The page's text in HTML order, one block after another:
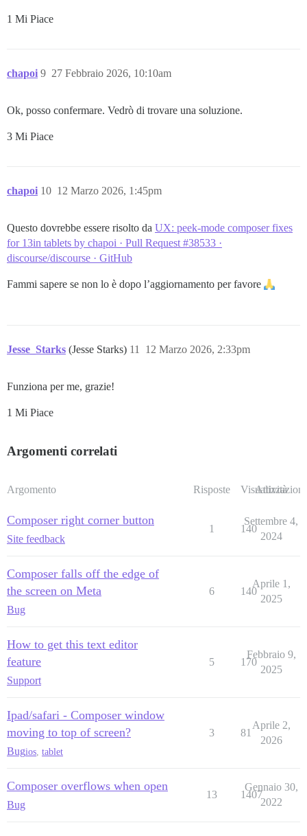
1 Mi Piace
chapoi 27 Febbraio 2026, 10:10am
9
Ok, posso confermare. Vedrò di trovare una soluzione.
3 Mi Piace
chapoi 12 Marzo 2026, 1:45pm
10
Questo dovrebbe essere risolto da UX: peek-mode composer fixes
for 13in tablets by chapoi · Pull Request #38533 ·
discourse/discourse · GitHub
Fammi sapere se non lo è dopo l’aggiornamento per favore
Jesse_Starks (Jesse Starks) 12 Marzo 2026, 2:33pm
11
Funziona per me, grazie!
1 Mi Piace
Argomenti correlati
Argomento Risposte Visualizzazioni
Attività
Composer right corner button
Site feedback
1 140
Settembre 4,
2024
Composer falls off the edge of
the screen on Meta
Bug
6 140
Aprile 1,
2025
How to get this text editor
feature
Support
5 170
Febbraio 9,
2025
Ipad/safari - Composer window
moving to top of screen?
Bugios tablet
3 81
Aprile 2,
2026
Composer overflows when open
Bug
13 1407
Gennaio 30,
2022